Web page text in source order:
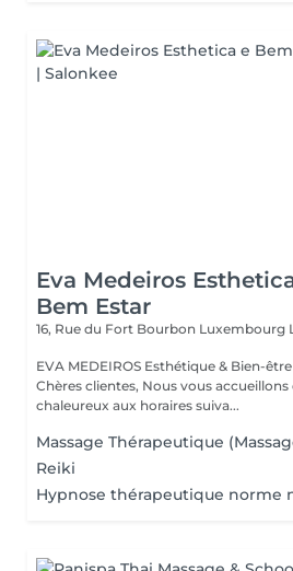
Eva Medeiros
Bem Estar
16, Rue du Fort Bourbon Luxembourg
EVA MEDEIROS Esthétique & Bien-
Chères clientes, Nous vous
chaleureux aux horaires suiva...
Massage Thérapeutique
Reiki
Hypnose thérapeutique norme